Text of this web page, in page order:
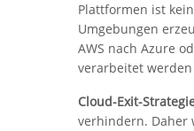
Plattformen ist
Umgebungen
AWS nach Azure
verarbeitet
Cloud-Exit-
verhindern. Daher